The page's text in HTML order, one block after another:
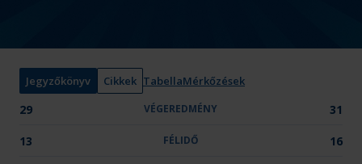
é
y
:
Jegyzőkönyv Cikkek TabellaMérkőzések
29 VÉGEREDMÉNY 31
13 FÉLIDŐ 16